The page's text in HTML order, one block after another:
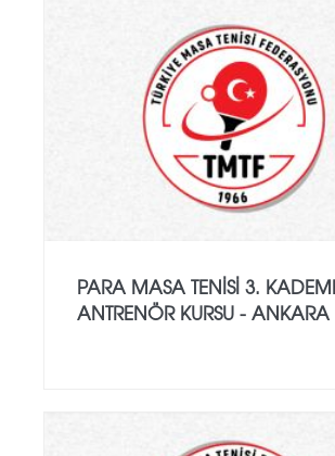
PARA MASA TENISI 3.
ANTRENÖR KURSU - ANKARA